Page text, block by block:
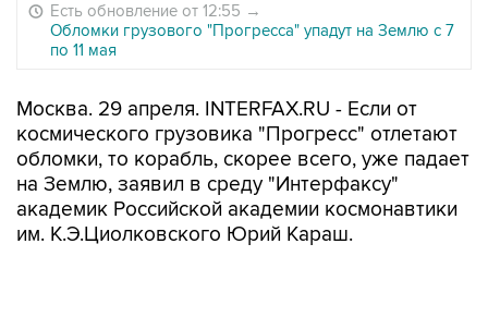
Есть обновление от 12:55 →
Обломки грузового "Прогресса" упадут на Землю с 7
по 11 мая
Москва. 29 апреля. INTERFAX.RU - Если от
космического грузовика "Прогресс" отлетают
обломки, то корабль, скорее всего, уже падает
на Землю, заявил в среду "Интерфаксу"
академик Российской академии космонавтики
им. К.Э.Циолковского Юрий Караш.